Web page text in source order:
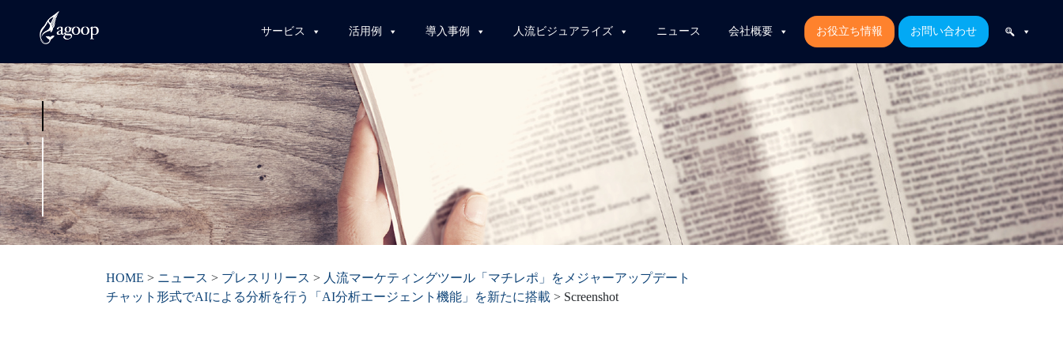
サービス 活用例 導入事例 人流ビジュアライズ ニュース 会社概要 お役立ち情報 お問い合わせ
HOME > ニュース > プレスリリース > 人流マーケティングツール「マチレポ」をメジャーアップデート
チャット形式でAIによる分析を行う「AI分析エージェント機能」を新たに搭載 > Screenshot